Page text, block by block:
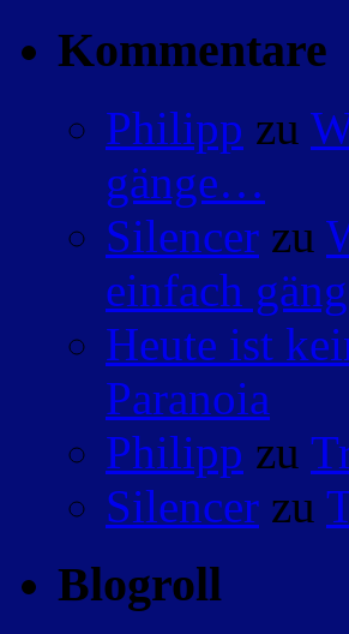
Kommentare
Philipp zu
gänge…
Silencer zu
einfach
Heute ist
Paranoia
Philipp zu
Silencer zu
Blogroll